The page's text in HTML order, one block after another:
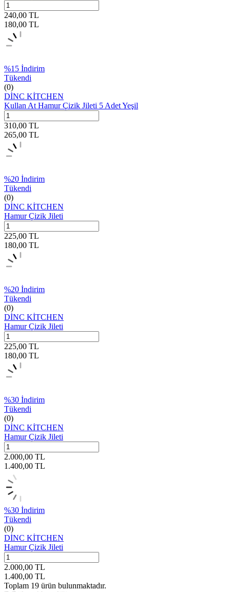
240,00 TL
180,00 TL
%15 İndirim
Tükendi
(0)
DİNC KİTCHEN
Kullan At Hamur Çizik Jileti 5 Adet Yeşil
310,00 TL
265,00 TL
%20 İndirim
Tükendi
(0)
DİNC KİTCHEN
Hamur Çizik Jileti
225,00 TL
180,00 TL
%20 İndirim
Tükendi
(0)
DİNC KİTCHEN
Hamur Çizik Jileti
225,00 TL
180,00 TL
%30 İndirim
Tükendi
(0)
DİNC KİTCHEN
Hamur Çizik Jileti
2.000,00 TL
1.400,00 TL
%30 İndirim
Tükendi
(0)
DİNC KİTCHEN
Hamur Çizik Jileti
2.000,00 TL
1.400,00 TL
Toplam 19 ürün bulunmaktadır.